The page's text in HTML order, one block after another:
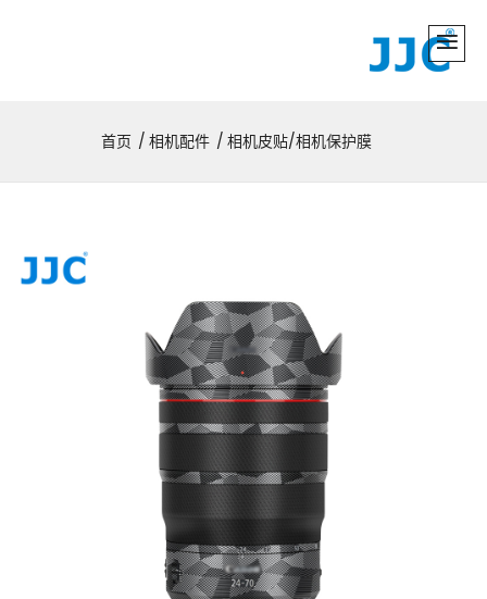
首页 相机配件 相机皮贴/相机保护膜